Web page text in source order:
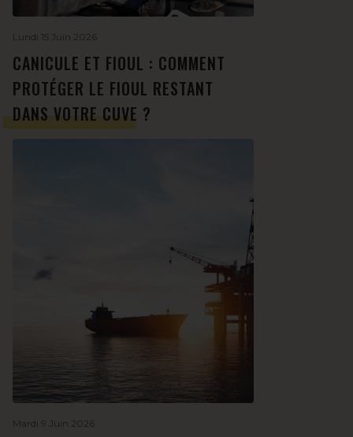
Lundi 15 Juin 2026
CANICULE ET FIOUL : COMMENT
PROTÉGER LE FIOUL RESTANT
DANS VOTRE CUVE ?
Mardi 9 Juin 2026